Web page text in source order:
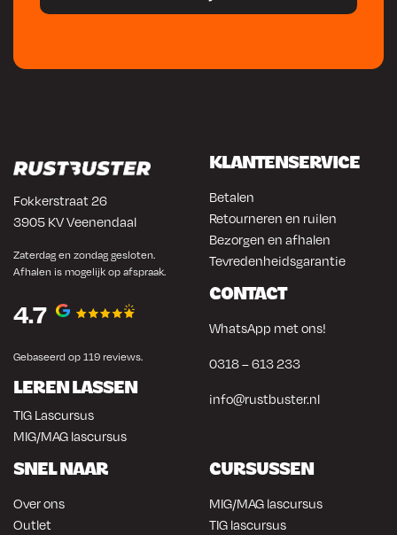
Fokkerstraat 26
3905 KV Veenendaal
Zaterdag en zondag gesloten.
Afhalen is mogelijk op afspraak.
4.7
Gebaseerd op 119 reviews.
LEREN LASSEN
TIG Lascursus
MIG/MAG lascursus
KLANTENSERVICE
Betalen
Retourneren en ruilen
Bezorgen en afhalen
Tevredenheidsgarantie
CONTACT
WhatsApp met ons!
0318 – 613 233
info@rustbuster.nl
SNEL NAAR
Over ons
Outlet
CURSUSSEN
MIG/MAG lascursus
TIG lascursus